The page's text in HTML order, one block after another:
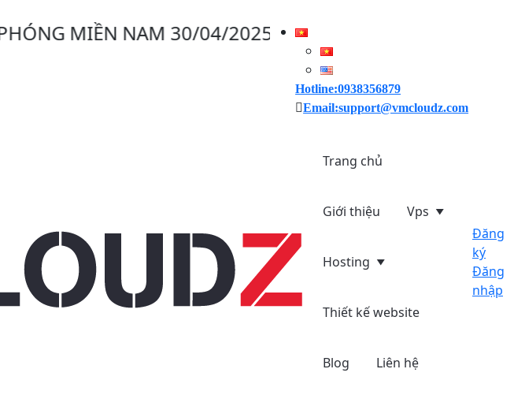
MIỀN NAM 30/04/2025, VMCLOUDZ GIẢM GIÁ 30%
Hotline:0938356879
Email:support@vmcloudz.com
Trang chủ
Giới thiệu Vps
Hosting
Thiết kế website
Blog Liên hệ
Đăng
ký
Đăng
nhập